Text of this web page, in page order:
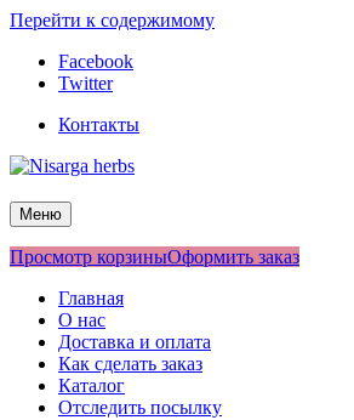
Перейти к содержимому
Facebook
Twitter
Контакты
Nisarga herbs
Меню
Просмотр корзиныОформить заказ
Главная
О нас
Доставка и оплата
Как сделать заказ
Каталог
Отследить посылку